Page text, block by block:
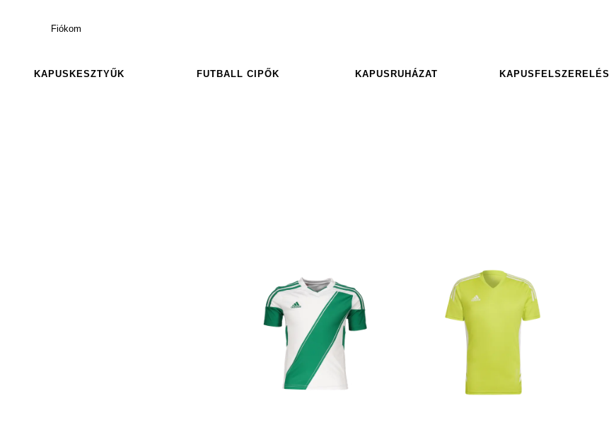
Fiókom
KAPUSKESZTYŰK FUTBALL CIPŐK KAPUSRUHÁZAT KAPUSFELSZERELÉS